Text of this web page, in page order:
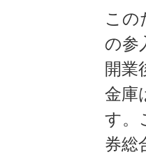
この
の参
開業
金庫
す。
券総